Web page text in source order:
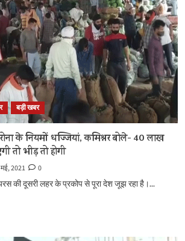
बड़ी खबर
के नियमों धज्जियां, ​कमिश्नर बोले- 40 लाख
तो भीड़ तो होगी
2021
0
की दूसरी लहर के प्रकोप से पूरा देश जूझ रहा है।...